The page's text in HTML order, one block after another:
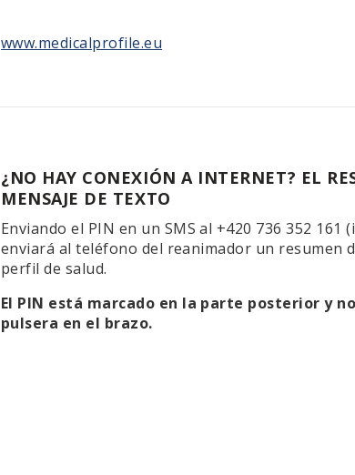
www.medicalprofile.eu
¿NO HAY CONEXIÓN A INTERNET? EL
MENSAJE DE TEXTO
Enviando el PIN en un SMS al +420 736 352 161
enviará al teléfono del reanimador un resumen
perfil de salud.
El PIN está marcado en la parte posterior y
pulsera en el brazo.